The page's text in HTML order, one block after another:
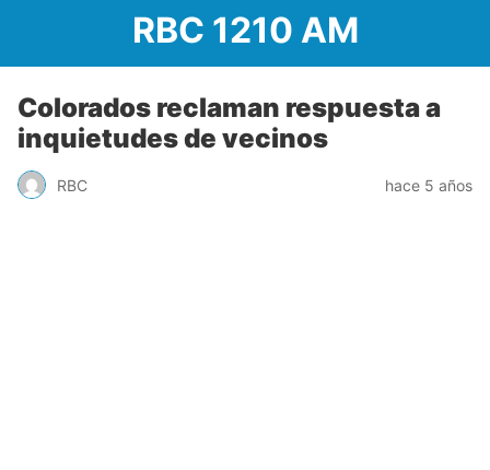
RBC 1210 AM
Colorados reclaman respuesta a
inquietudes de vecinos
RBC hace 5 años